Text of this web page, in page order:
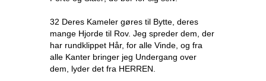
32 Deres Kameler gøres til Bytte, deres
mange Hjorde til Rov. Jeg spreder dem, der
har rundklippet Hår, for alle Vinde, og fra
alle Kanter bringer jeg Undergang over
dem, lyder det fra HERREN.